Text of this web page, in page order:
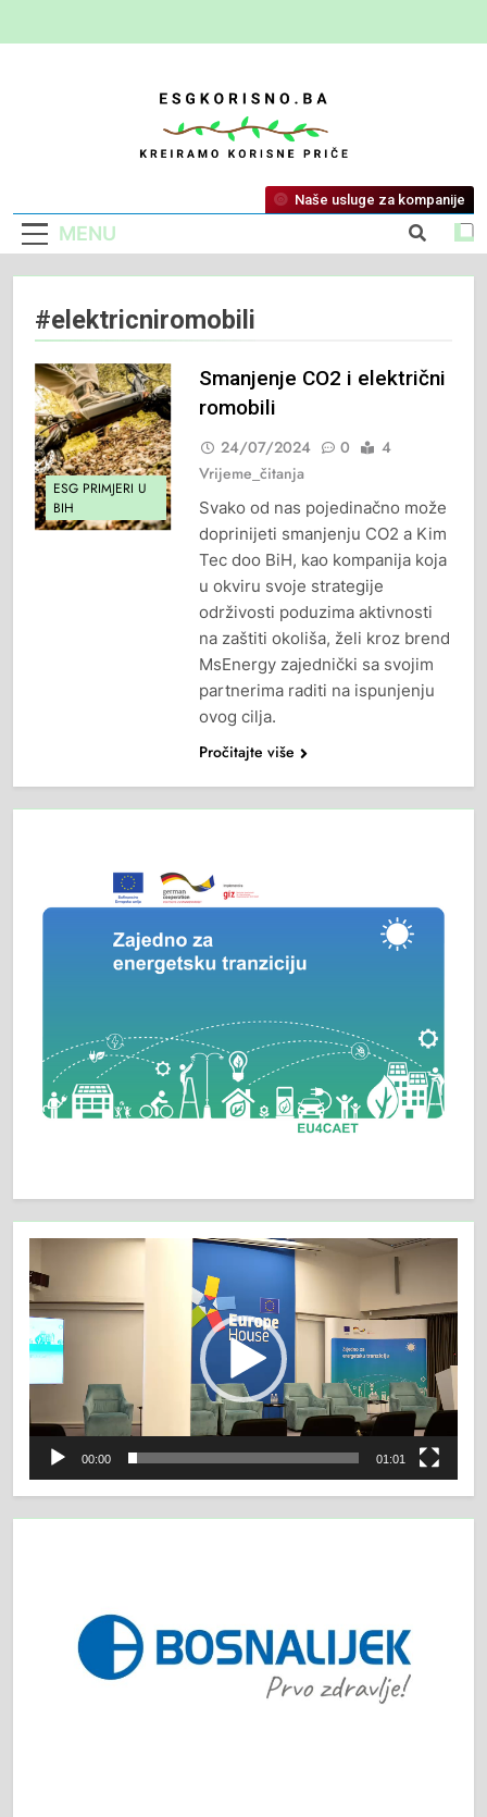
ESG Korisno
Kreiramo Korisne Priče
MENU
Naše usluge za kompanije
#elektricniromobili
ESG PRIMJERI U
BIH
Smanjenje CO2 i električni
romobili
24/07/2024 0
4
Vrijeme_čitanja
Svako od nas pojedinačno može
doprinijeti smanjenju CO2 a Kim
Tec doo BiH, kao kompanija koja
u okviru svoje strategije
održivosti poduzima aktivnosti
na zaštiti okoliša, želi kroz brend
MsEnergy zajednički sa svojim
partnerima raditi na ispunjenju
ovog cilja.
Pročitajte više
Player
00:00 01:01